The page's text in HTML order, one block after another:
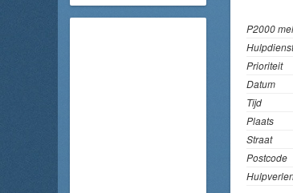
P2000
Hulpdienst
Prioriteit
Datum
Tijd
Plaats
Straat
Postcode